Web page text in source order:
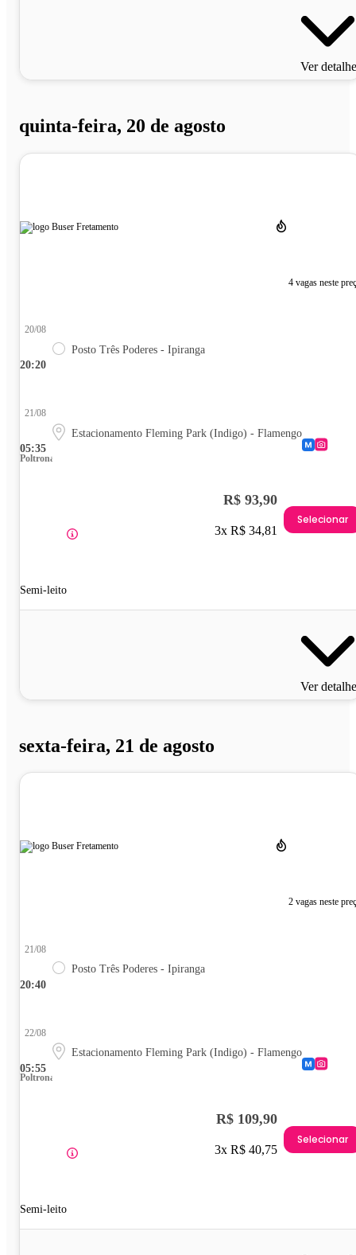
Ver
quinta-feira, 20 de agosto
4 vagas neste
20:20
20/08
Posto Três Poderes - Ipiranga
05:35
21/08
Estacionamento Fleming Park (Indigo) - Flamengo
Poltrona
Semi-leito
R$ 93,90
3x R$ 34,81
Selecionar
Ver
sexta-feira, 21 de agosto
2 vagas neste
20:40
21/08
Posto Três Poderes - Ipiranga
05:55
22/08
Estacionamento Fleming Park (Indigo) - Flamengo
Poltrona
Semi-leito
R$ 109,90
3x R$ 40,75
Selecionar